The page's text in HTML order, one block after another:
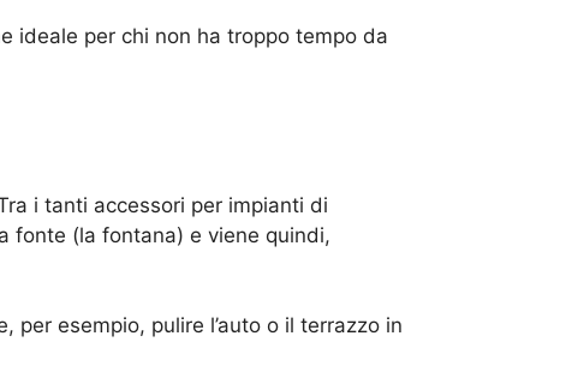
ideale per chi non ha troppo tempo da
i tanti accessori per impianti di
fonte (la fontana) e viene quindi,
esempio, pulire l’auto o il terrazzo in